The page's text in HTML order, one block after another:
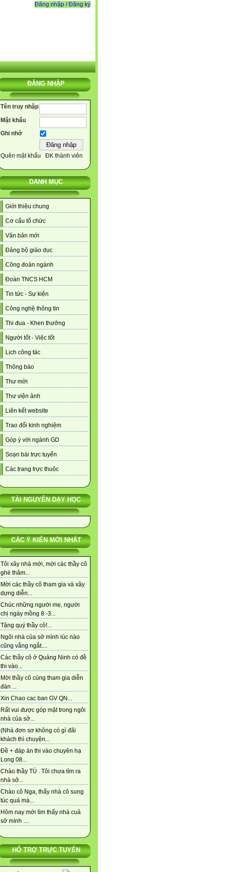
Đăng nhập / Đăng ký
ĐĂNG NHẬP
Tên truy nhập
Mật khẩu
Ghi nhớ
Quên mật khẩu ĐK thành viên
DANH MỤC
Giới thiệu chung
Cơ cấu tổ chức
Văn bản mới
Đảng bộ giáo dục
Công đoàn ngành
Đoàn TNCS HCM
Tin tức - Sự kiện
Công nghệ thông tin
Thi đua - Khen thưởng
Người tốt - Việc tốt
Lịch công tác
Thông báo
Thư mời
Thư viện ảnh
Liên kết website
Trao đổi kinh nghiệm
Góp ý với ngành GD
Soạn bài trực tuyến
Các trang trực thuộc
TÀI NGUYÊN DẠY HỌC
CÁC Ý KIẾN MỚI NHẤT
Tôi xây nhà mới, mời các thầy cô
ghé thăm...
Mời các thầy cô tham gia và xây
dựng diễn...
Chúc những người mẹ, người
chị ngày mồng 8 -3...
Tặng quý thầy cô!...
Ngôi nhà của sở mình lúc nào
cũng vắng ngắt....
Các thầy cô ở Quảng Ninh có đề
thi vào...
Mời thầy cô cùng tham gia diễn
đàn ...
Xin Chao cac ban GV QN...
Rất vui được góp mặt trong ngôi
nhà của sở...
(Nhà đơn sơ không có gì đãi
khách thì chuyện...
Đề + đáp án thi vào chuyên hạ
Long 08...
Chào thầy TÚ . Tôi chưa tìm ra
nhà sở...
Chào cô Nga, thấy nhà cô sung
túc quá mà...
Hôm nay mới tìm thấy nhà cuả
sở mình ....
HỖ TRỢ TRỰC TUYẾN